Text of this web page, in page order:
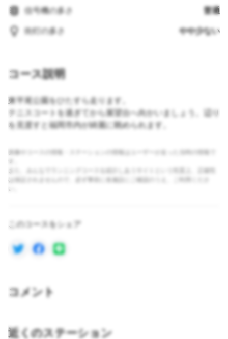
信号機の多さ 普通
街灯の多さ やや少ない
コース説明
東平尾公園をひたすら走ります。
テニスコートを過ぎてから展望台へ向かいましょう。辺り
を見渡すと福岡市内が綺麗に眺められます。
画像やコースの情報・ステーションの情報はユーザーが走った当時の情報で
す。
また、みんなでランニングコースを紹介しあうサイトという性質上、正確性
は保証されませんので、必ず事前に各施設にご確認のうえ、ご利用くださ
い。
このコースをシェア
コメント
近くのステーション